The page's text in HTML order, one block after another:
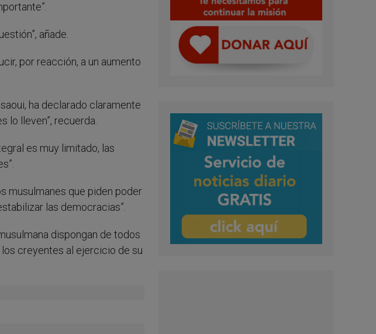
añade.
por reacción, a un aumento
ha declarado claramente
lo lleven”, recuerda.
es muy limitado, las
musulmanes que piden poder
las democracias”.
dispongan de todos
creyentes al ejercicio de su